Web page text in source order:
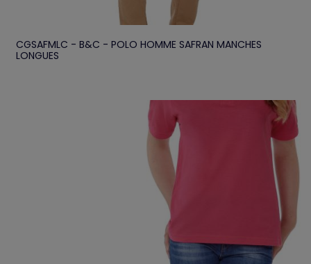
CGSAFMLC - B&C - POLO HOMME SAFRAN MANCHES
LONGUES